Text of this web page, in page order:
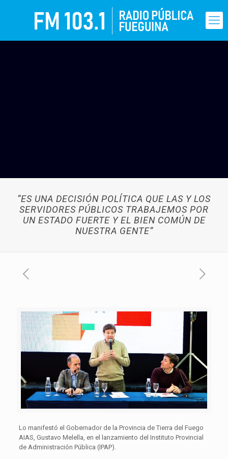
“ES UNA DECISIÓN POLÍTICA QUE LAS Y LOS
SERVIDORES PÚBLICOS TRABAJEMOS POR
UN ESTADO FUERTE Y EL BIEN COMÚN DE
NUESTRA GENTE”
Lo manifestó el Gobernador de la Provincia de Tierra del Fuego
AIAS, Gustavo Melella, en el lanzamiento del Instituto Provincial
de Administración Pública (IPAP).